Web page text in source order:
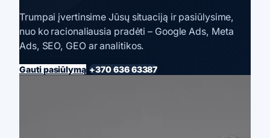
Trumpai įvertinsime Jūsų situaciją ir pasiūlysime,
nuo ko racionaliausia pradėti – Google Ads, Meta
Ads, SEO, GEO ar analitikos.
Gauti pasiūlymą +370 636 63387